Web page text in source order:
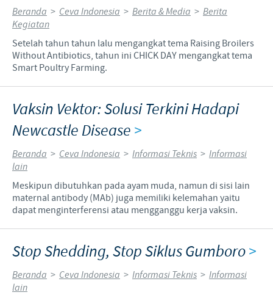
Beranda > Ceva Indonesia > Berita & Media > Berita
Kegiatan
Setelah tahun tahun lalu mengangkat tema Raising Broilers
Without Antibiotics, tahun ini CHICK DAY mengangkat tema
Smart Poultry Farming.
Vaksin Vektor: Solusi Terkini Hadapi
Newcastle Disease >
Beranda > Ceva Indonesia > Informasi Teknis > Informasi
lain
Meskipun dibutuhkan pada ayam muda, namun di sisi lain
maternal antibody (MAb) juga memiliki kelemahan yaitu
dapat menginterferensi atau mengganggu kerja vaksin.
Stop Shedding, Stop Siklus Gumboro>
Beranda > Ceva Indonesia > Informasi Teknis > Informasi
lain